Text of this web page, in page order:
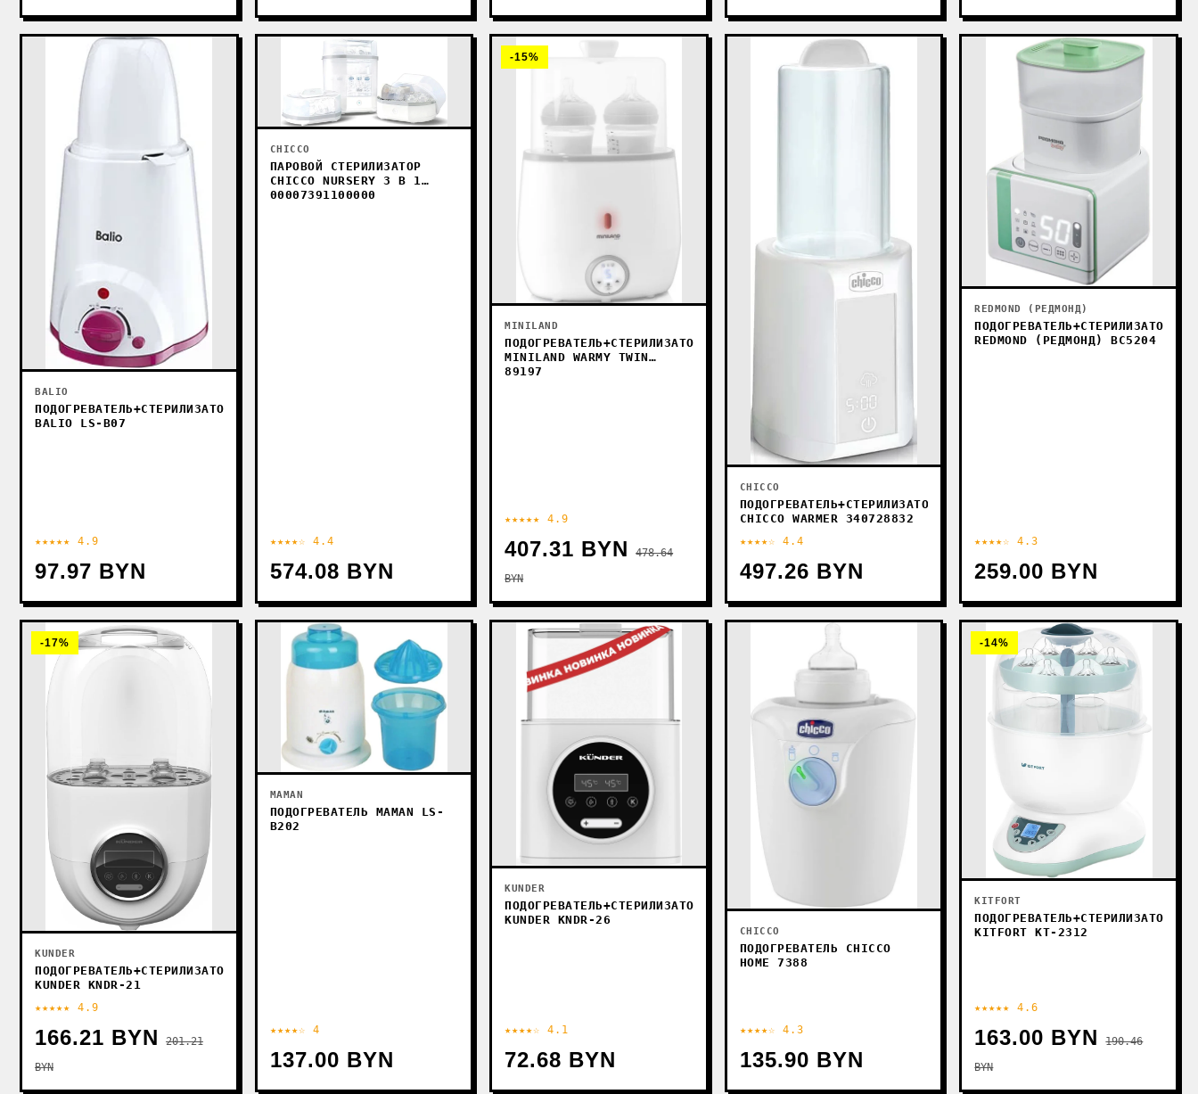
BALIO
ПОДОГРЕВАТЕЛЬ+СТЕРИЛИЗАТОР
BALIO LS-B07
★★★★★ 4.9
97.97 BYN
CHICCO
ПАРОВОЙ СТЕРИЛИЗАТОР
CHICCO NURSERY 3 В 1
00007391100000
★★★★☆ 4.4
574.08 BYN
-15%
MINILAND
ПОДОГРЕВАТЕЛЬ+СТЕРИЛИЗАТОР
MINILAND WARMY TWIN
89197
★★★★★ 4.9
407.31 BYN
478.64
BYN
CHICCO
ПОДОГРЕВАТЕЛЬ+СТЕРИЛИЗАТОР
CHICCO WARMER 340728832
★★★★☆ 4.4
497.26 BYN
REDMOND (РЕДМОНД)
ПОДОГРЕВАТЕЛЬ+СТЕРИЛИЗАТОР
REDMOND (РЕДМОНД) BC5204
★★★★☆ 4.3
259.00 BYN
-17%
KUNDER
ПОДОГРЕВАТЕЛЬ+СТЕРИЛИЗАТОР
KUNDER KNDR-21
★★★★★ 4.9
166.21 BYN
201.21
BYN
MAMAN
ПОДОГРЕВАТЕЛЬ MAMAN LS-
B202
★★★★☆ 4
137.00 BYN
KUNDER
ПОДОГРЕВАТЕЛЬ+СТЕРИЛИЗАТОР
KUNDER KNDR-26
★★★★☆ 4.1
72.68 BYN
CHICCO
ПОДОГРЕВАТЕЛЬ CHICCO
HOME 7388
★★★★☆ 4.3
135.90 BYN
-14%
KITFORT
ПОДОГРЕВАТЕЛЬ+СТЕРИЛИЗАТОР
KITFORT KT-2312
★★★★★ 4.6
163.00 BYN
190.46
BYN